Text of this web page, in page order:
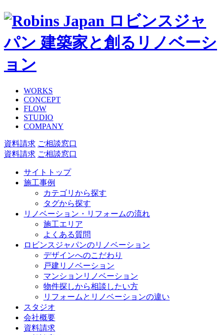
ロビンスジャ
パン 建築家と創るリノベーシ
ョン
WORKS
CONCEPT
FLOW
STUDIO
COMPANY
資料請求 ご相談窓口
資料請求 ご相談窓口
サイトトップ
施工事例
カテゴリから探す
タグから探す
リノベーション・リフォームの流れ
施工エリア
よくある質問
ロビンスジャパンのリノベーション
デザインへのこだわり
戸建リノベーション
マンションリノベーション
物件探しから相談したい方
リフォームとリノベーションの違い
スタジオ
会社概要
資料請求